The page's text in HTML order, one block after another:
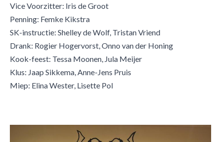
​Vice Voorzitter: Iris de Groot
Penning: Femke Kikstra
SK-instructie: Shelley de Wolf, Tristan Vriend
Drank: Rogier Hogervorst, Onno van der Honing
Kook-feest: Tessa Moonen, Jula Meijer
Klus: Jaap Sikkema, Anne-Jens Pruis
Miep: Elina Wester, Lisette Pol